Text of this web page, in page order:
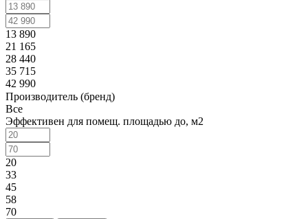
13 890
21 165
28 440
35 715
42 990
Производитель (бренд)
Все
Эффективен для помещ. площадью до, м2
20
33
45
58
70